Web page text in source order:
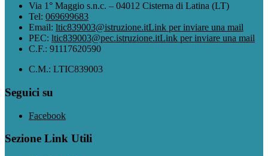
Via 1° Maggio s.n.c. – 04012 Cisterna di Latina (LT)
Tel: 069699683
Email: ltic839003@istruzione.itLink per inviare una mail
PEC: ltic839003@pec.istruzione.itLink per inviare una mail
C.F.: 91117620590
C.M.: LTIC839003
Seguici su
Facebook
Sezione Link Utili